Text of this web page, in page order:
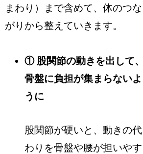
まわり）まで含めて、体のつな
がりから整えていきます。
① 股関節の動きを出して、
骨盤に負担が集まらないよ
うに
股関節が硬いと、動きの代
わりを骨盤や腰が担いやす